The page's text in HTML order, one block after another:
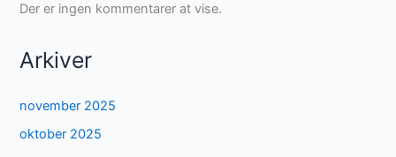
Der er ingen kommentarer at vise.
Arkiver
november 2025
oktober 2025